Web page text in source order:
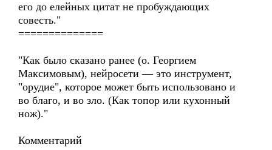
его до елейных цитат не пробуждающих
совесть."
==============
"Как было сказано ранее (о. Георгием
Максимовым), нейросети — это инструмент,
"орудие", которое может быть использовано и
во благо, и во зло. (Как топор или кухонный
нож)."
Комментарий